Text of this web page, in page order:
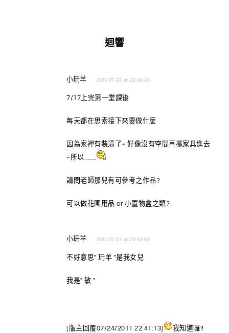
迴響
小珊羊 2011-07-22 at 20:48:20
7/17上完第一堂課後
每天都在思索接下來要做什麼
因為家裡有裝潢了~ 好像沒有空間再擺家具進去
~所以…….
請問老師那兒有可參考之作品?
可以做花圃用品 or 小置物盒之類?
小珊羊 2011-07-22 at 20:52:30
不好意思" 珊羊 "是我女兒
我是" 敏 "
[版主回覆07/24/2011 22:41:13] 我知道囉!!